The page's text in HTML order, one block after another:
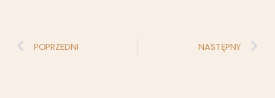
POPRZEDNI NASTĘPNY